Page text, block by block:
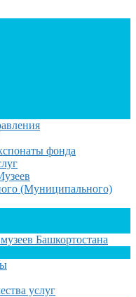
фонда
(Муниципального)
Башкортостана
услуг